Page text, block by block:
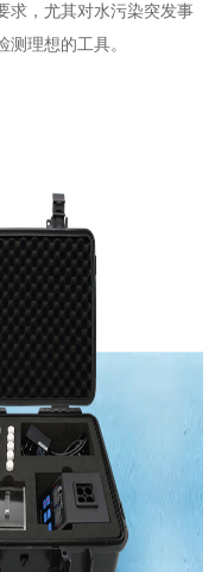
求，尤其对水污染突发事
理想的工具。